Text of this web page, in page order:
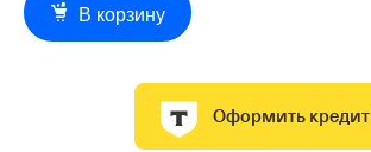
В корзину
Оформить кредит